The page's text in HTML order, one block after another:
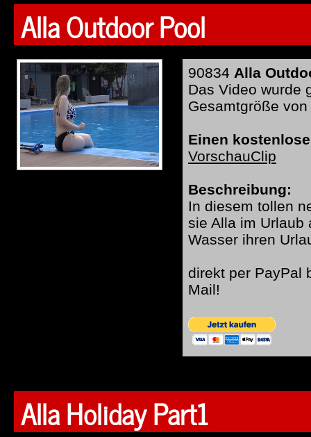
Alla Outdoor Pool
90834 Alla
Das Video wurde
Gesamtgröße
Einen
VorschauClip
Beschreibung:
In diesem tollen
sie Alla im Urlaub
Wasser ihren
direkt per PayPal
Mail!
Alla Holiday Part1